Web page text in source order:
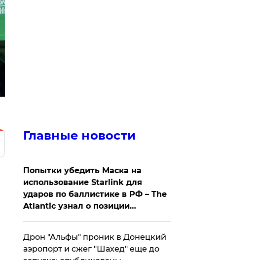
Главные новости
Попытки убедить Маска на
использование Starlink для
ударов по баллистике в РФ – The
Atlantic узнал о позиции
Дрон "Альфы" проник в Донецкий
аэропорт и сжег "Шахед" еще до